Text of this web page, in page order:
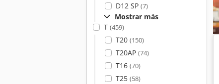
D12 SP (7)
Mostrar más
T (459)
T20 (150)
T20AP (74)
T16 (70)
T25 (58)